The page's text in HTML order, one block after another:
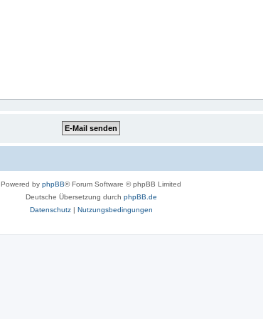
Powered by phpBB® Forum Software © phpBB Limited
Deutsche Übersetzung durch phpBB.de
Datenschutz| Nutzungsbedingungen